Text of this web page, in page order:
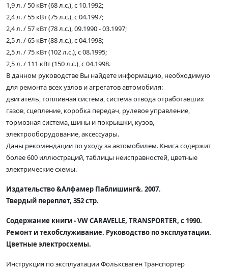
1,9 л. / 50 кВт (68 л.с.), с 10.1992;
2,4 л. / 55 кВт (75 л.с.), с 04.1997;
2,4 л. / 57 кВт (78 л.с.), 09.1990 - 03.1997;
2,5 л. / 65 кВт (88 л.с.), с 04.1998;
2,5 л. / 75 кВт (102 л.с.), с 08.1995;
2,5 л. / 111 кВт (150 л.с.), с 04.1998.
В данном руководстве Вы найдете информацию, необходимую
для ремонта всех узлов и агрегатов автомобиля:
двигатель, топливная система, система отвода отработавших
газов, сцепление, коробка передач, рулевое управление,
тормозная система, шины и покрышки, кузов,
электрооборудование, аксессуары.
Даны рекомендации по уходу за автомобилем. Книга содержит
более 600 иллюстраций, таблицы неисправностей, цветные
электрические схемы.
Издательство &Алфамер Паблишинг&. 2007.
Твердый переплет, 352 стр.
Содержание книги - VW CARAVELLE, TRANSPORTER, с 1990.
Ремонт и техобслуживание. Руководство по эксплуатации.
Цветные электросхемы.
Инструкция по эксплуатации Фольксваген Транспортер